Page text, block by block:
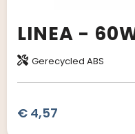
Gerecycled ABS
€ 4,57